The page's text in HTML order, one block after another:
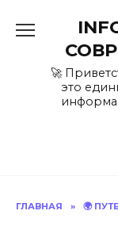
содержанию
🚀
это
ГЛАВНАЯ » 🌍